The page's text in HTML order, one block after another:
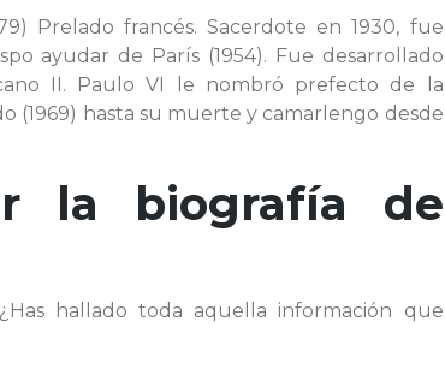
Prelado francés. Sacerdote en 1930, fue
ayudar de París (1954). Fue desarrollado
II. Paulo VI le nombró prefecto de la
(1969) hasta su muerte y camarlengo desde
la biografía de
hallado toda aquella información que